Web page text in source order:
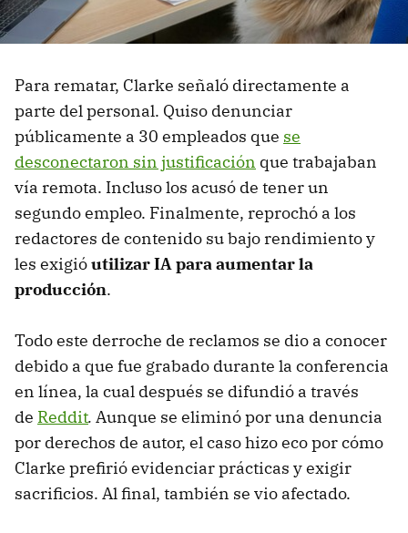
Para rematar, Clarke señaló directamente a
parte del personal. Quiso denunciar
públicamente a 30 empleados que se
desconectaron sin justificación que trabajaban
vía remota. Incluso los acusó de tener un
segundo empleo. Finalmente, reprochó a los
redactores de contenido su bajo rendimiento y
les exigióutilizar IA para aumentar la
producción.
Todo este derroche de reclamos se dio a conocer
debido a que fue grabado durante la conferencia
en línea, la cual después se difundió a través
de Reddit. Aunque se eliminó por una denuncia
por derechos de autor, el caso hizo eco por cómo
Clarke prefirió evidenciar prácticas y exigir
sacrificios. Al final, también se vio afectado.